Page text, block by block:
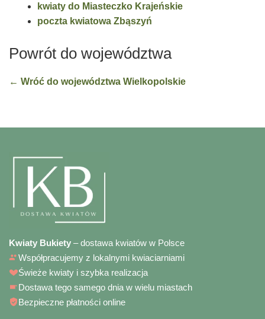
kwiaty do Miasteczko Krajeńskie
poczta kwiatowa Zbąszyń
Powrót do województwa
← Wróć do województwa Wielkopolskie
Kwiaty Bukiety – dostawa kwiatów w Polsce
Współpracujemy z lokalnymi kwiaciarniami
Świeże kwiaty i szybka realizacja
Dostawa tego samego dnia w wielu miastach
Bezpieczne płatności online